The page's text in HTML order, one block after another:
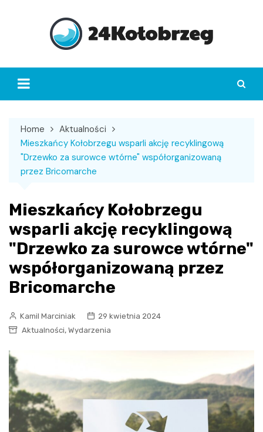
Home
Aktualności
Mieszkańcy Kołobrzegu wsparli akcję recyklingową
"Drzewko za surowce wtórne" współorganizowaną
przez Bricomarche
Mieszkańcy Kołobrzegu
wsparli akcję recyklingową
"Drzewko za surowce wtórne"
współorganizowaną przez
Bricomarche
Kamil Marciniak
29 kwietnia 2024
Aktualności, Wydarzenia